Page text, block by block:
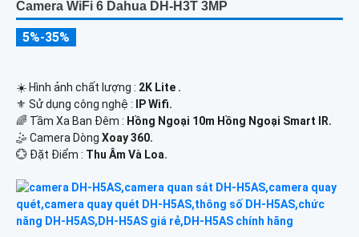
Camera WiFi 6 Dahua DH-H3T 3MP
5%-35%
☀️ Hình ảnh chất lượng : 2K Lite .
⚜️ Sử dụng công nghệ : IP Wifi.
🌈 Tầm Xa Ban Đêm : Hồng Ngoại 10m Hồng Ngoại Smart IR.
🤹 Camera Dòng Xoay 360.
️💮 Đặt Điểm : Thu Âm Và Loa.